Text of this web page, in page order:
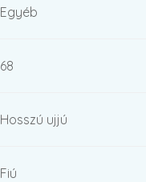
Egyéb
68
Hosszú ujjú
Fiú